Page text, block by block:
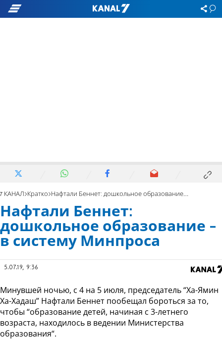
7 КАНАЛ Кратко Нафтали Беннет: дошкольное образование - в систему Минпроса
Нафтали Беннет:
дошкольное образование -
в систему Минпроса
5.07.19, 9:36
Минувшей ночью, с 4 на 5 июля, председатель “Ха-Ямин
Ха-Хадаш” Нафтали Беннет пообещал бороться за то,
чтобы “образование детей, начиная с 3-летнего
возраста, находилось в ведении Министерства
образования“.